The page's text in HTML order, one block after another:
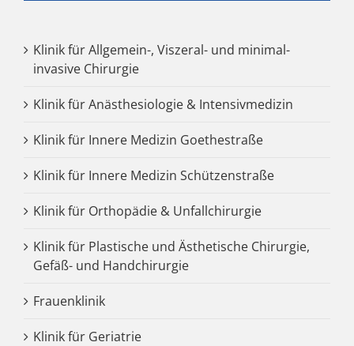
Klinik für Allgemein-, Viszeral- und minimal-
invasive Chirurgie
Klinik für Anästhesiologie & Intensivmedizin
Klinik für Innere Medizin Goethestraße
Klinik für Innere Medizin Schützenstraße
Klinik für Orthopädie & Unfallchirurgie
Klinik für Plastische und Ästhetische Chirurgie,
Gefäß- und Handchirurgie
Frauenklinik
Klinik für Geriatrie